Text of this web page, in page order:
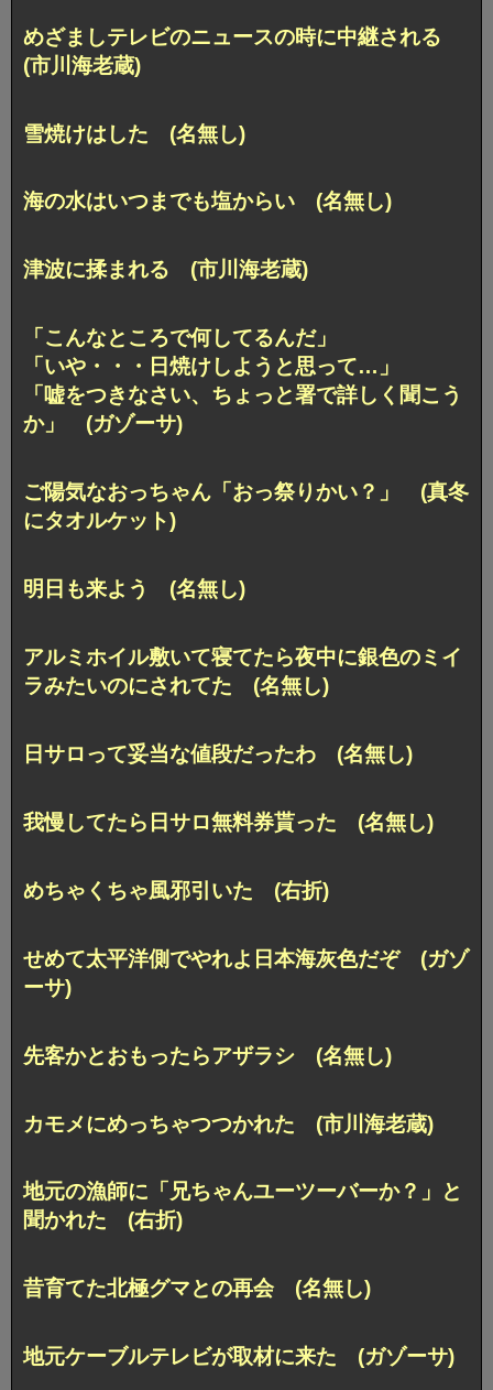
めざましテレビのニュースの時に中継される
(市川海老蔵)
雪焼けはした (名無し)
海の水はいつまでも塩からい (名無し)
津波に揉まれる (市川海老蔵)
「こんなところで何してるんだ」
「いや・・・日焼けしようと思って…」
「嘘をつきなさい、ちょっと署で詳しく聞こう
か」 (ガゾーサ)
ご陽気なおっちゃん「おっ祭りかい？」 (真冬
にタオルケット)
明日も来よう (名無し)
アルミホイル敷いて寝てたら夜中に銀色のミイ
ラみたいのにされてた (名無し)
日サロって妥当な値段だったわ (名無し)
我慢してたら日サロ無料券貰った (名無し)
めちゃくちゃ風邪引いた (右折)
せめて太平洋側でやれよ日本海灰色だぞ (ガゾ
ーサ)
先客かとおもったらアザラシ (名無し)
カモメにめっちゃつつかれた (市川海老蔵)
地元の漁師に「兄ちゃんユーツーバーか？」と
聞かれた (右折)
昔育てた北極グマとの再会 (名無し)
地元ケーブルテレビが取材に来た (ガゾーサ)